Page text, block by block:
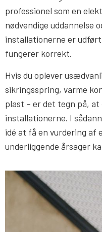
professionel som en
nødvendige uddannelse
installationerne er
fungerer korrekt.
Hvis du oplever
sikringsspring, varme
plast – er det tegn på,
installationerne. I
idé at få en vurdering af
underliggende årsager